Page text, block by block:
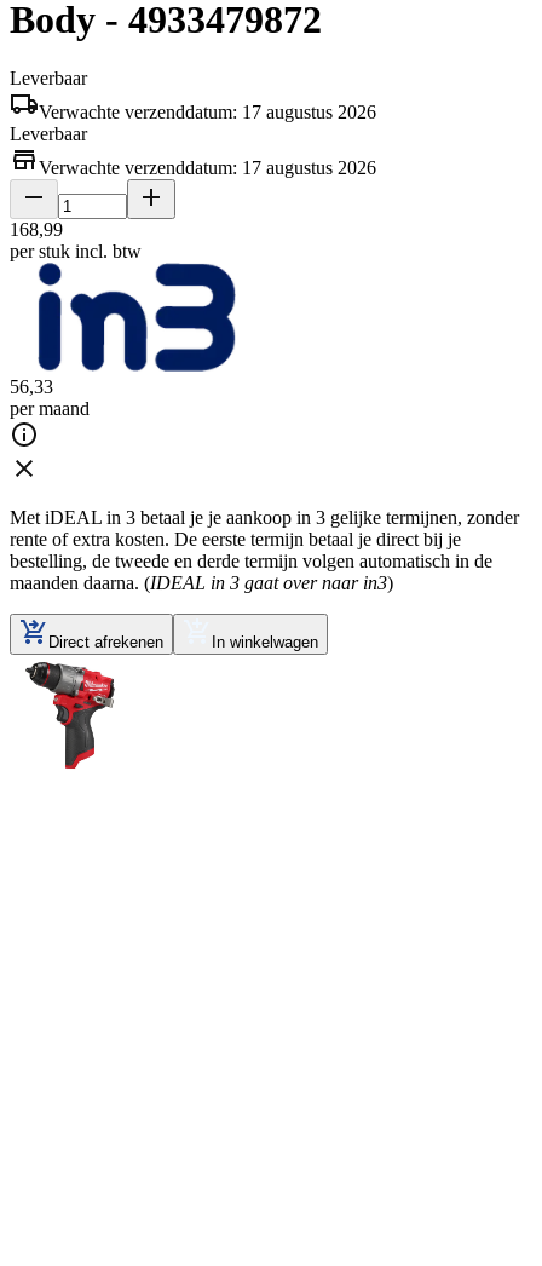
Body - 4933479872
Leverbaar
Verwachte verzenddatum: 17 augustus 2026
Leverbaar
Verwachte verzenddatum: 17 augustus 2026
168,99
per stuk incl. btw
56,33
per maand
Met iDEAL in 3 betaal je je aankoop in 3 gelijke termijnen, zonder
rente of extra kosten. De eerste termijn betaal je direct bij je
bestelling, de tweede en derde termijn volgen automatisch in de
maanden daarna. (IDEAL in 3 gaat over naar in3)
Direct afrekenen In winkelwagen